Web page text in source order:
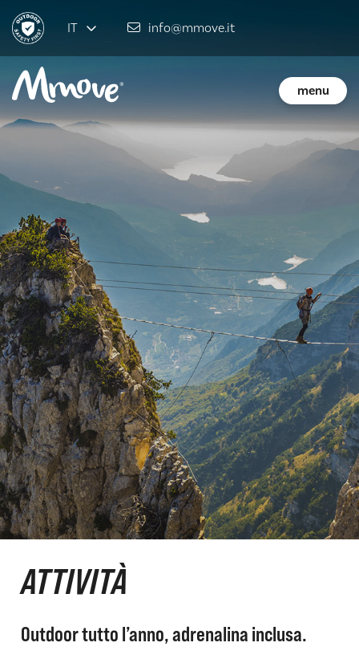
IT info@mmove.it
menu
ATTIVITÀ
Outdoor tutto l’anno, adrenalina inclusa.